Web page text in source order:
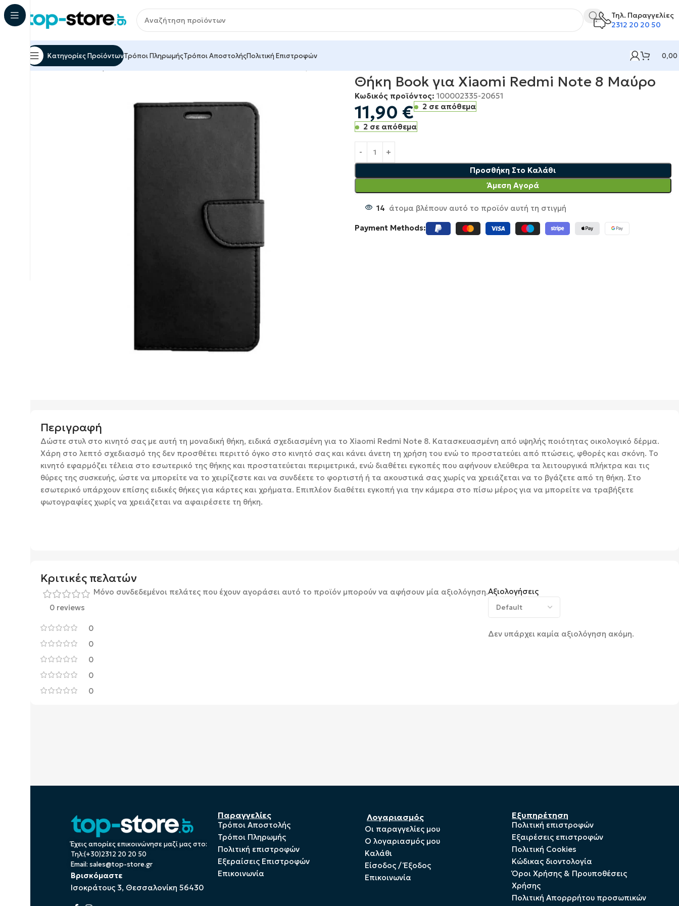
Τηλ. Παραγγελίες
2312 20 20 50
Κατηγορίες ΠροϊόντωνΤρόποι ΠληρωμήςΤρόποι ΑποστολήςΠολιτική Επιστροφών 0,00
Αρχική σελίδα Αξεσουάρ Κινητών & Tablet
Θήκη Book για Xiaomi Redmi Note 8 Μαύρο
Κωδικός προϊόντος: 100002335-20651
11,90 € 2 σε απόθεμα
2 σε απόθεμα
Προσθήκη Στο Καλάθι
Άμεση Αγορά
14 άτομα βλέπουν αυτό το προϊόν αυτή τη στιγμή
Payment Methods:
Περιγραφή
Δώστε στυλ στο κινητό σας με αυτή τη μοναδική θήκη, ειδικά σχεδιασμένη για το Xiaomi Redmi Note 8. Κατασκευασμένη από υψηλής ποιότητας οικολογικό δέρμα.
Χάρη στο λεπτό σχεδιασμό της δεν προσθέτει περιττό όγκο στο κινητό σας και κάνει άνετη τη χρήση του ενώ το προστατεύει από πτώσεις, φθορές και σκόνη. Το
κινητό εφαρμόζει τέλεια στο εσωτερικό της θήκης και προστατεύεται περιμετρικά, ενώ διαθέτει εγκοπές που αφήνουν ελεύθερα τα λειτουργικά πλήκτρα και τις
θύρες της συσκευής, ώστε να μπορείτε να το χειρίζεστε και να συνδέετε το φορτιστή ή τα ακουστικά σας χωρίς να χρειάζεται να το βγάζετε από τη θήκη. Στο
εσωτερικό υπάρχουν επίσης ειδικές θήκες για κάρτες και χρήματα. Επιπλέον διαθέτει εγκοπή για την κάμερα στο πίσω μέρος για να μπορείτε να τραβήξετε
φωτογραφίες χωρίς να χρειάζεται να αφαιρέσετε τη θήκη.
Κριτικές πελατών
0 reviews
0
0
0
0
0
Αξιολογήσεις
Δεν υπάρχει καμία αξιολόγηση ακόμη.
Μόνο συνδεδεμένοι πελάτες που έχουν αγοράσει αυτό το προϊόν μπορούν να αφήσουν μία αξιολόγηση.
Έχεις απορίες επικοινώνησε μαζί μας στο:
Τηλ:(+30)2312 20 20 50
Email: sales@top-store.gr
Βρισκόμαστε
Ισοκράτους 3, Θεσσαλονίκη 56430
Παραγγελίες
Τρόποι Αποστολής
Τρόποι Πληρωμής
Πολιτική επιστροφών
Εξεραίσεις Επιστροφών
Επικοινωνία
Λογαριασμός
Οι παραγγελίες μου
Ο λογαριασμός μου
Καλάθι
Είσοδος / Έξοδος
Επικοινωνία
Εξυπηρέτηση
Πολιτική επιστροφών
Εξαιρέσεις επιστροφών
Πολιτική Cookies
Kώδικας διοντολογία
Όροι Χρήσης & Προυποθέσεις
Χρήσης
Πολιτική Απορρρήτου προσωπικών